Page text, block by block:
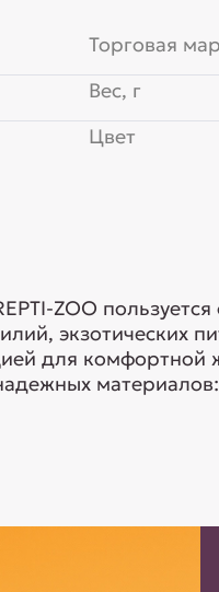
Торговая
Вес, г
Цвет
ZOO
экзотических
для комфортной